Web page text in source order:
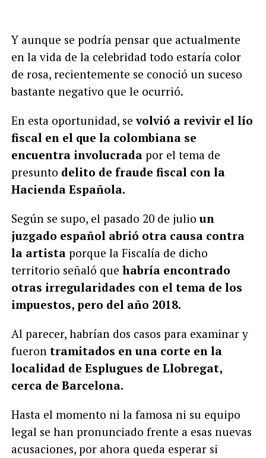
Y aunque se podría pensar que actualmente
en la vida de la celebridad todo estaría color
de rosa, recientemente se conoció un suceso
bastante negativo que le ocurrió.
En esta oportunidad, sevolvió a revivir el lío
fiscal en el que la colombiana se
encuentra involucradapor el tema de
presunto delito de fraude fiscal con la
Hacienda Española.
Según se supo, el pasado 20 de julio un
juzgado español abrió otra causa contra
la artistaporque la Fiscalía de dicho
territorio señaló que habría encontrado
otras irregularidades con el tema de los
impuestos, pero del año 2018.
Al parecer, habrían dos casos para examinar y
fueron tramitados en una corte en la
localidad de Esplugues de Llobregat,
cerca de Barcelona.
Hasta el momento ni la famosa ni su equipo
legal se han pronunciado frente a esas nuevas
acusaciones, por ahora queda esperar si